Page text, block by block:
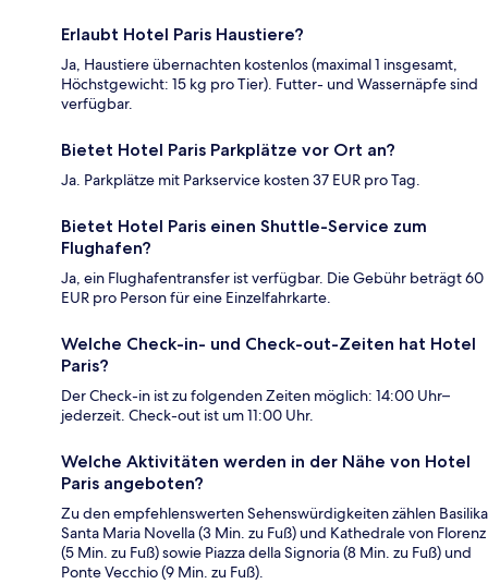
Erlaubt Hotel Paris Haustiere?
Ja, Haustiere übernachten kostenlos (maximal 1 insgesamt,
Höchstgewicht: 15 kg pro Tier). Futter- und Wassernäpfe sind
verfügbar.
Bietet Hotel Paris Parkplätze vor Ort an?
Ja. Parkplätze mit Parkservice kosten 37 EUR pro Tag.
Bietet Hotel Paris einen Shuttle-Service zum
Flughafen?
Ja, ein Flughafentransfer ist verfügbar. Die Gebühr beträgt 60
EUR pro Person für eine Einzelfahrkarte.
Welche Check-in- und Check-out-Zeiten hat Hotel
Paris?
Der Check-in ist zu folgenden Zeiten möglich: 14:00 Uhr–
jederzeit. Check-out ist um 11:00 Uhr.
Welche Aktivitäten werden in der Nähe von Hotel
Paris angeboten?
Zu den empfehlenswerten Sehenswürdigkeiten zählen Basilika
Santa Maria Novella (3 Min. zu Fuß) und Kathedrale von Florenz
(5 Min. zu Fuß) sowie Piazza della Signoria (8 Min. zu Fuß) und
Ponte Vecchio (9 Min. zu Fuß).